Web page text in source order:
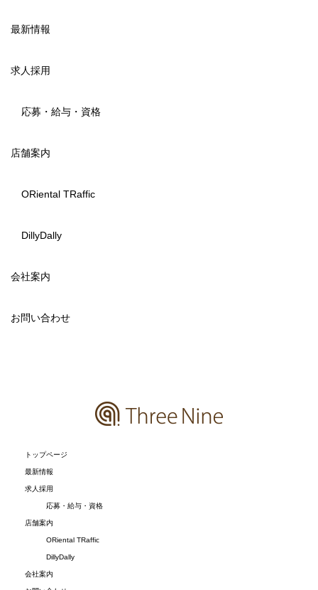
最新情報
求人採用
応募・給与・資格
店舗案内
ORiental TRaffic
DillyDally
会社案内
お問い合わせ
トップページ
最新情報
求人採用
応募・給与・資格
店舗案内
ORiental TRaffic
DillyDally
会社案内